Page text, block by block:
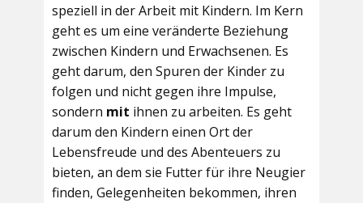
speziell in der Arbeit mit Kindern. Im Kern
geht es um eine veränderte Beziehung
zwischen Kindern und Erwachsenen. Es
geht darum, den Spuren der Kinder zu
folgen und nicht gegen ihre Impulse,
sondern mit ihnen zu arbeiten. Es geht
darum den Kindern einen Ort der
Lebensfreude und des Abenteuers zu
bieten, an dem sie Futter für ihre Neugier
finden, Gelegenheiten bekommen, ihren